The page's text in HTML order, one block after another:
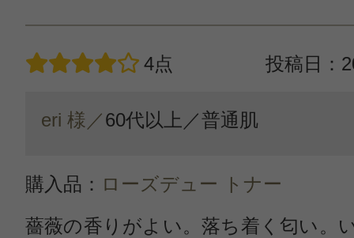
4点 投稿日：
eri 様／60代以上／普通肌
購入品： ローズデュー トナー
薔薇の香りがよい。落ち着く匂い。